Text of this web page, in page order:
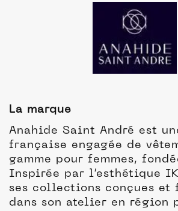
La marque
Anahide Saint André est
française engagée de
gamme pour femmes,
Inspirée par l’esthétique
ses collections conçues et
dans son atelier en région